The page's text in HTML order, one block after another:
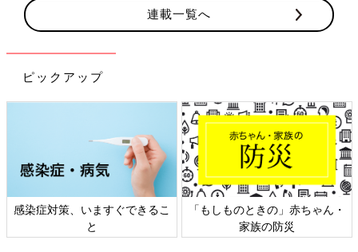
連載一覧へ
ピックアップ
感染症対策、いますぐできるこ
と
「もしものときの」赤ちゃん・
家族の防災